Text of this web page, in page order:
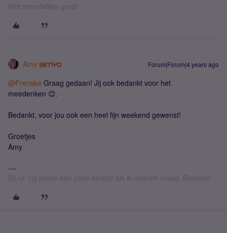
Met vriendelijke groet
Amy Forum|Forum|4 years ago
@Frenske Graag gedaan! Jij ook bedankt voor het
meedenken 😊.
Bedankt, voor jou ook een heel fijn weekend gewenst!
Groetjes
Amy
Stuur mij alleen een privé bericht als ik daarom vraag. Bedankt!